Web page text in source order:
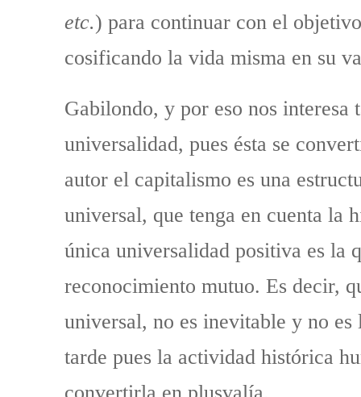
etc.) para continuar con el
cosificando la vida misma en su
Gabilondo, y por eso nos interesa
universalidad, pues ésta se
autor el capitalismo es una
universal, que tenga en cuenta la
única universalidad positiva es la
reconocimiento mutuo. Es decir,
universal, no es inevitable y no
tarde pues la actividad histórica
convertirla en plusvalía.